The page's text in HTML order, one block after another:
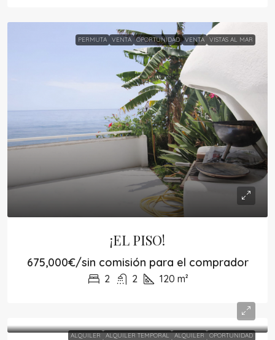
PERMUTA VENTA OPORTUNIDAD VENTA VISTAS AL MAR
¡EL PISO!
675,000€/sin comisión para el comprador
2 2 120 m²
ALQUILER ALQUILER TEMPORAL ALQUILER OPORTUNIDAD